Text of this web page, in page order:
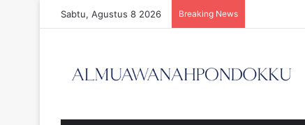
Sabtu, Agustus 8 2026 Breaking News